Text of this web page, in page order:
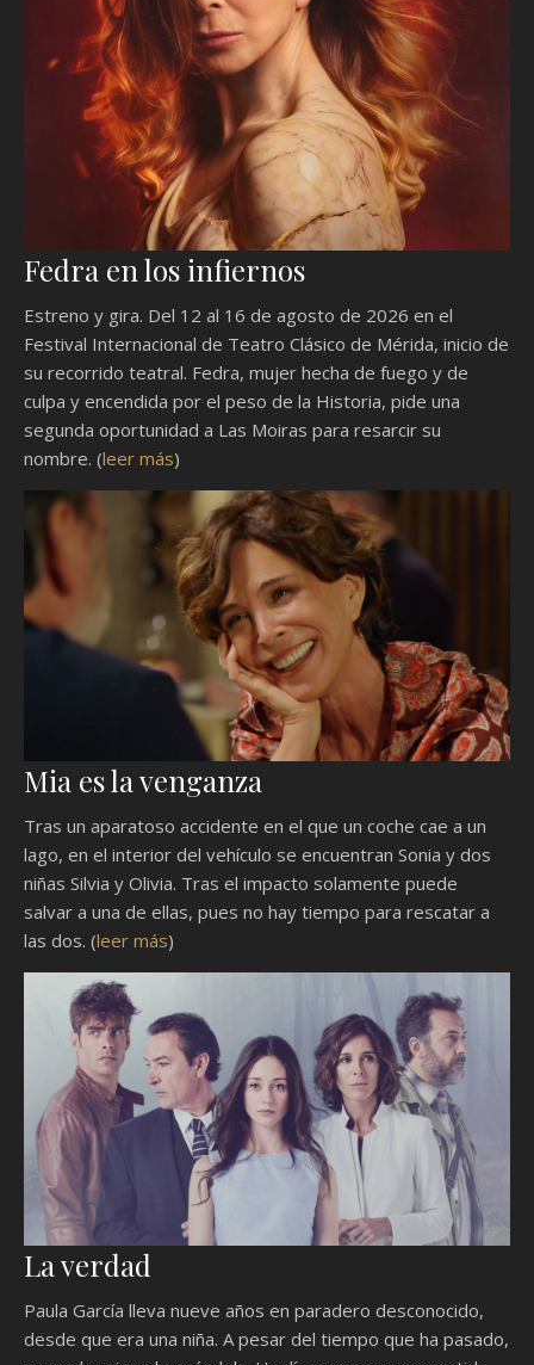
Fedra en los infiernos
Estreno y gira. Del 12 al 16 de agosto de 2026 en el
Festival Internacional de Teatro Clásico de Mérida, inicio de
su recorrido teatral. Fedra, mujer hecha de fuego y de
culpa y encendida por el peso de la Historia, pide una
segunda oportunidad a Las Moiras para resarcir su
nombre. (leer más)
Mia es la venganza
Tras un aparatoso accidente en el que un coche cae a un
lago, en el interior del vehículo se encuentran Sonia y dos
niñas Silvia y Olivia. Tras el impacto solamente puede
salvar a una de ellas, pues no hay tiempo para rescatar a
las dos. (leer más)
La verdad
Paula García lleva nueve años en paradero desconocido,
desde que era una niña. A pesar del tiempo que ha pasado,